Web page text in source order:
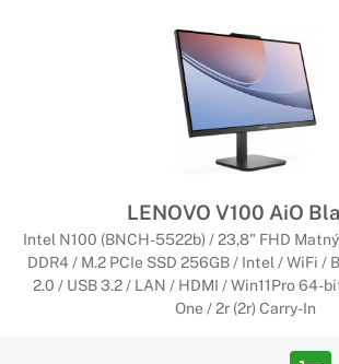
LENOVO V100 AiO
Intel N100 (BNCH-5522b) / 23,8" FHD
DDR4 / M.2 PCIe SSD 256GB / Intel / WiFi /
2.0 / USB 3.2 / LAN / HDMI / Win11Pro 64-
One / 2r (2r) Carry-In